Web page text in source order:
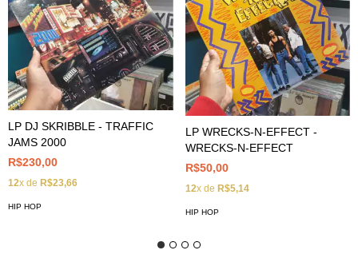
LP DJ SKRIBBLE - TRAFFIC
JAMS 2000
R$230,00
12x de R$23,66
HIP HOP
LP WRECKS-N-EFFECT -
WRECKS-N-EFFECT
R$50,00
12x de R$5,14
HIP HOP